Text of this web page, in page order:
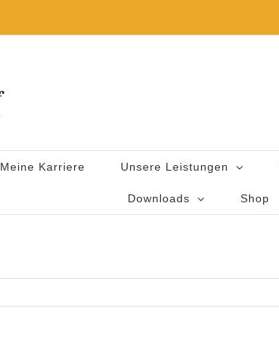
Meine Karriere Unsere Leistungen
Downloads Shop